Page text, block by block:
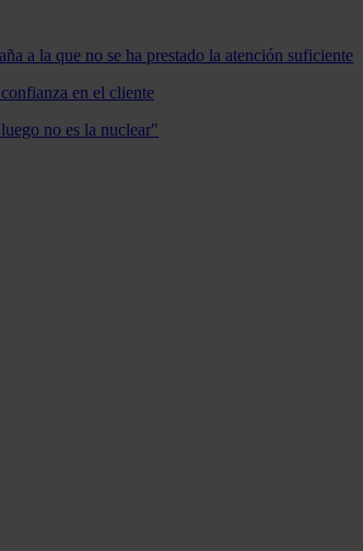
a la que no se ha prestado la atención suficiente
en el cliente
no es la nuclear"